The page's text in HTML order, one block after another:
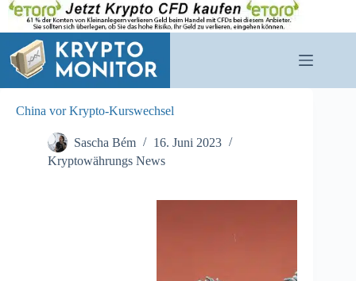
Zum
Inhalt
springen
China vor Krypto-Kurswechsel
Sascha Bém
16. Juni 2023
Kryptowährungs News